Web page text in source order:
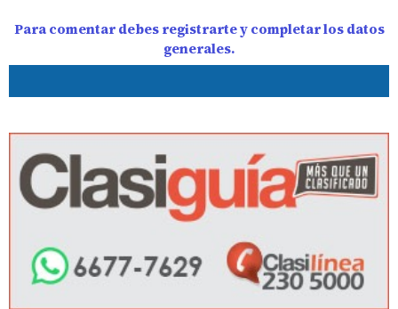
Para comentar debes registrarte y completar los datos
generales.